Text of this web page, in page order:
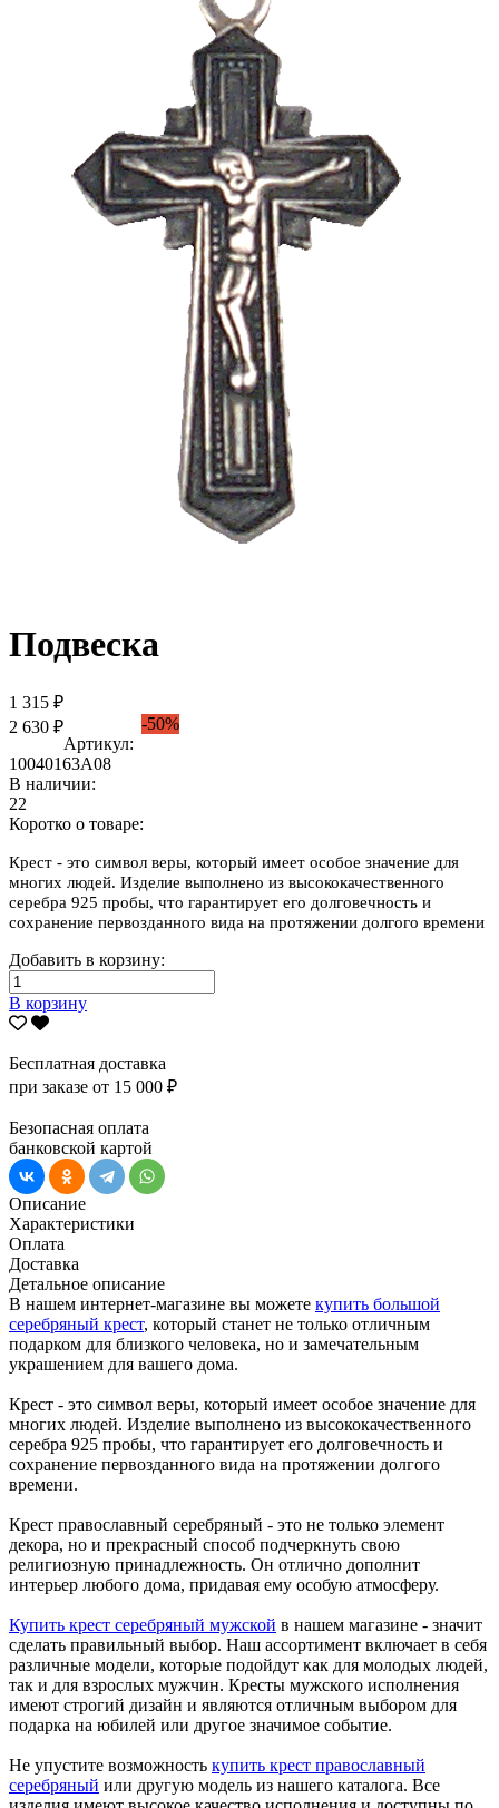
Подвеска
1 315 ₽
2 630 ₽
-50%
Артикул:
10040163А08
В наличии:
22
Коротко о товаре:
Крест - это символ веры, который имеет особое значение для
многих людей. Изделие выполнено из высококачественного
серебра 925 пробы, что гарантирует его долговечность и
сохранение первозданного вида на протяжении долгого времени
Добавить в корзину:
В корзину
Бесплатная доставка
при заказе от 15 000 ₽
Безопасная оплата
банковской картой
Описание
Характеристики
Оплата
Доставка
Детальное описание
В нашем интернет-магазине вы можете купить большой
серебряный крест, который станет не только отличным
подарком для близкого человека, но и замечательным
украшением для вашего дома.
Крест - это символ веры, который имеет особое значение для
многих людей. Изделие выполнено из высококачественного
серебра 925 пробы, что гарантирует его долговечность и
сохранение первозданного вида на протяжении долгого
времени.
Крест православный серебряный - это не только элемент
декора, но и прекрасный способ подчеркнуть свою
религиозную принадлежность. Он отлично дополнит
интерьер любого дома, придавая ему особую атмосферу.
Купить крест серебряный мужской в нашем магазине - значит
сделать правильный выбор. Наш ассортимент включает в себя
различные модели, которые подойдут как для молодых людей,
так и для взрослых мужчин. Кресты мужского исполнения
имеют строгий дизайн и являются отличным выбором для
подарка на юбилей или другое значимое событие.
Не упустите возможность купить крест православный
серебряный или другую модель из нашего каталога. Все